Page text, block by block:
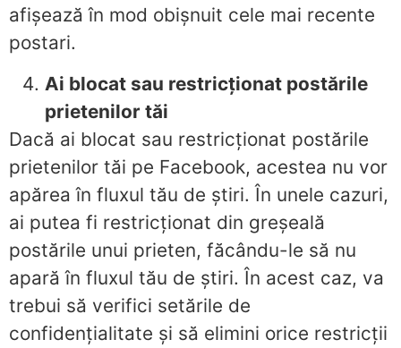
afișează în mod obișnuit cele mai recente
postari.
Ai blocat sau restricționat postările
prietenilor tăi
Dacă ai blocat sau restricționat postările
prietenilor tăi pe Facebook, acestea nu vor
apărea în fluxul tău de știri. În unele cazuri,
ai putea fi restricționat din greșeală
postările unui prieten, făcându-le să nu
apară în fluxul tău de știri. În acest caz, va
trebui să verifici setările de
confidențialitate și să elimini orice restricții